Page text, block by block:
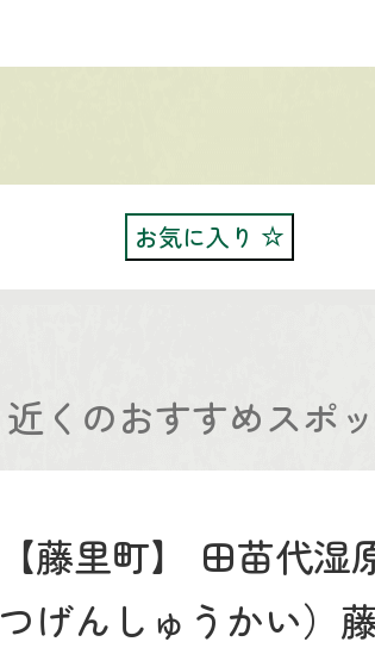
お気に入り
近くのおすすめスポ
【藤里町】
田苗代湿
つげんしゅうかい）